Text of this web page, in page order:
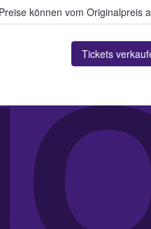
Preise können vom Originalpreis
Tickets